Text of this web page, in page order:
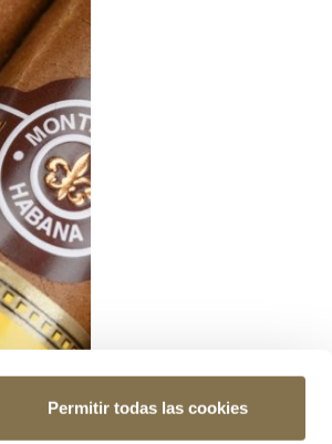
Permitir todas las cookies